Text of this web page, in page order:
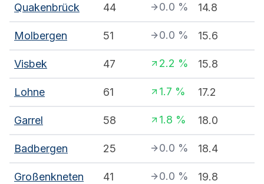
Quakenbrück 44 0.0 % 14.8
Molbergen 51 0.0 % 15.6
Visbek 47 2.2 % 15.8
Lohne 61 1.7 % 17.2
Garrel 58 1.8 % 18.0
Badbergen 25 0.0 % 18.4
Großenkneten 41 0.0 % 19.8